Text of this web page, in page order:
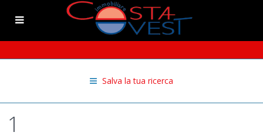
Salva la tua ricerca
1